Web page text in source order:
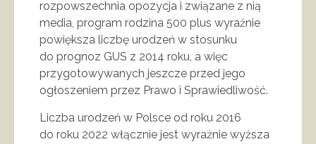
rozpowszechnia opozycja i związane z nią
media, program rodzina 500 plus wyraźnie
powiększa liczbę urodzeń w stosunku
do prognoz GUS z 2014 roku, a więc
przygotowywanych jeszcze przed jego
ogłoszeniem przez Prawo i Sprawiedliwość.
Liczba urodzeń w Polsce od roku 2016
do roku 2022 włącznie jest wyraźnie wyższa